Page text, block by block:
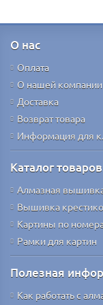
О нас
Оплата
О нашей компании
Доставка
Возврат товара
Информация для
Каталог
Алмазная
Вышивка
Картины по
Рамки для картин
Полезная
Как работать с